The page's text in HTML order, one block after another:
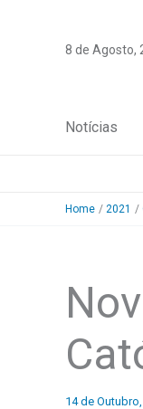
8 de Agosto,
Notícias
Home 2021
14 de Outubro,